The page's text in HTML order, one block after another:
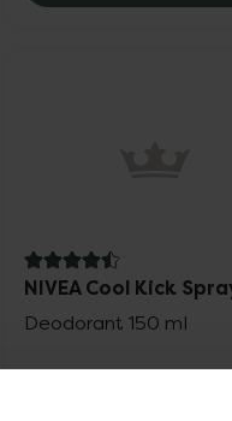
4.5 av 5 i omdöme
NIVEA Cool Kick
Deodorant 150 ml